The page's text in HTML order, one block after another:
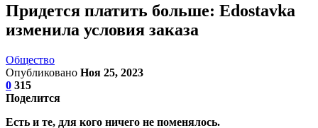
Придется платить больше: Edostavka
изменила условия заказа
Общество
Опубликовано Ноя 25, 2023
0 315
Поделится
Есть и те, для кого ничего не поменялось.